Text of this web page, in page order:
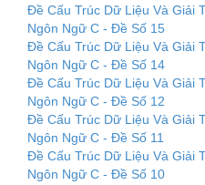
Đề Cấu Trúc Dữ Liệu Và Giải
Ngôn Ngữ C - Đề Số 15
Đề Cấu Trúc Dữ Liệu Và Giải
Ngôn Ngữ C - Đề Số 14
Đề Cấu Trúc Dữ Liệu Và Giải
Ngôn Ngữ C - Đề Số 12
Đề Cấu Trúc Dữ Liệu Và Giải
Ngôn Ngữ C - Đề Số 11
Đề Cấu Trúc Dữ Liệu Và Giải
Ngôn Ngữ C - Đề Số 10